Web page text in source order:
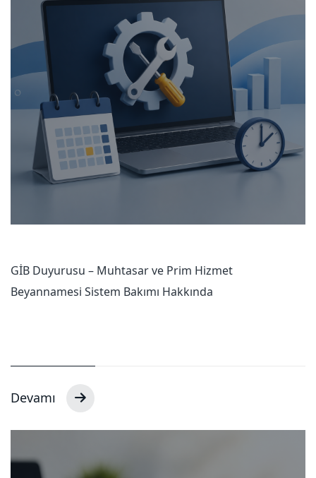
GİB Duyurusu – Muhtasar ve Prim Hizmet
Beyannamesi Sistem Bakımı Hakkında
Devamı